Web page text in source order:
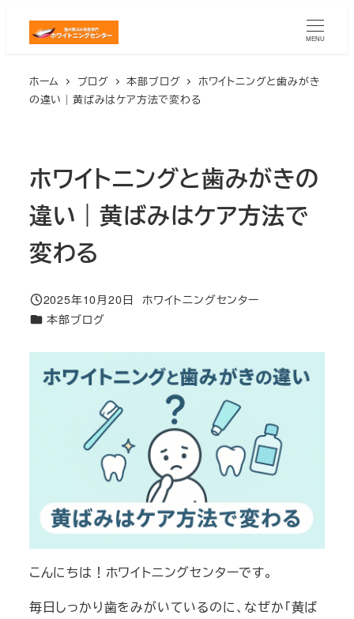
MENU
ホーム ブログ 本部ブログ
ホワイトニングと歯みがき
の違い｜黄ばみはケア方法で変わる
ホワイトニングと歯みがきの
違い｜黄ばみはケア方法で
変わる
投稿日
2025年10月20日
著
ホワイトニングセンター
カテゴリー
本部ブログ
こんにちは！ホワイトニングセンターです。
毎日しっかり歯をみがいているのに、なぜか「黄ば